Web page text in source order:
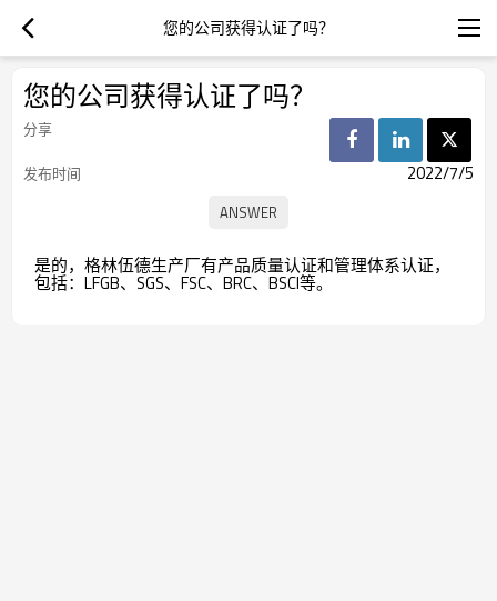
您的公司获得认证了吗？
您的公司获得认证了吗？
分享
发布时间
2022/7/5
是的，格林伍德生产厂有产品质量认证和管理体系认证，
包括：LFGB、SGS、FSC、BRC、BSCI等。